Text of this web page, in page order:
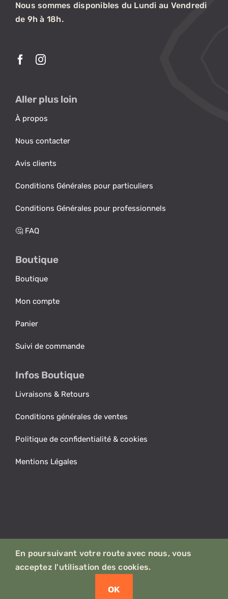
Nous sommes disponibles du Lundi au Vendredi
de 9h à 18h.
Aller plus loin
À propos
Nous contacter
Avis clients
Conditions Générales pour particuliers
Conditions Générales pour professionnels
🤔 FAQ
Boutique
Boutique
Mon compte
Panier
Suivi de commande
Infos Boutique
Livraisons & Retours
Conditions générales de ventes
Politique de confidentialité & cookies
Mentions Légales
Notre engagement planète.
© Copyright 2021 - 2023 | NordVans - Aménagement
artisanal de Vans & Fourgons - Tous droits réservés
En poursuivant votre route avec nous, vous
acceptez l'utilisation des cookies.
OK